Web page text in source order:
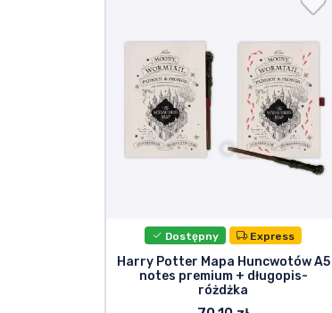
Dostępny Express
Harry Potter Mapa Huncwotów A5
notes premium + długopis-
różdżka